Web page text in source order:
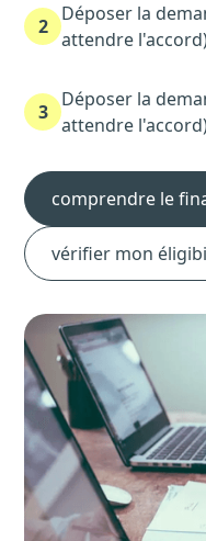
2
Déposer la
attendre
3
Déposer la
attendre
comprendre le
vérifier mon